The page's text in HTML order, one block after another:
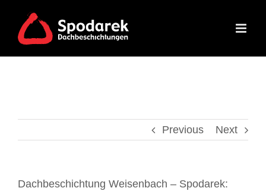
content
Previous Next
Dachbeschichtung Weisenbach – Spodarek: